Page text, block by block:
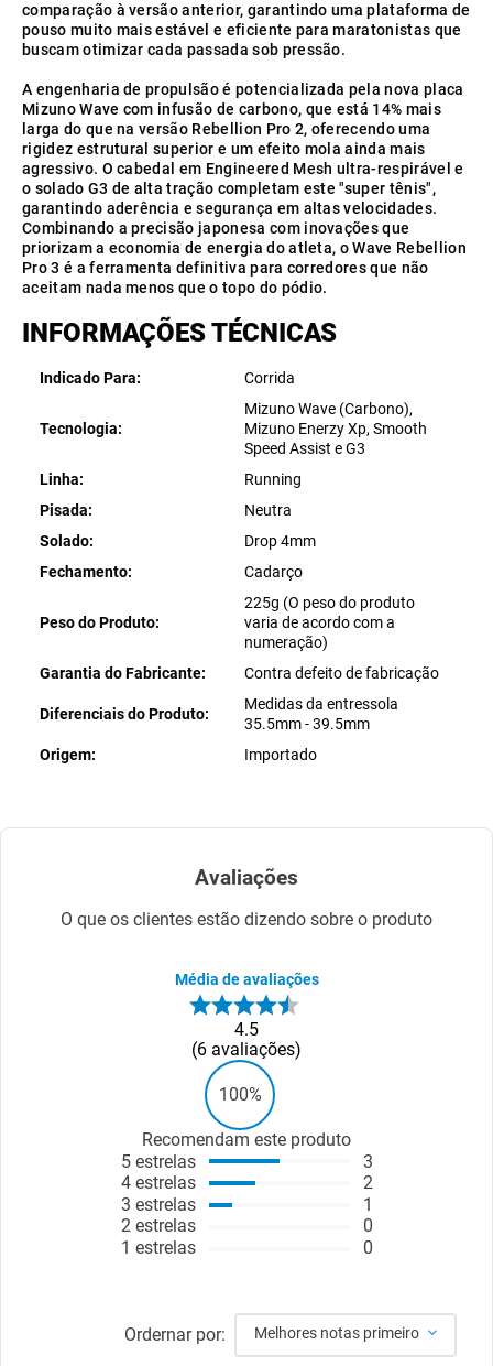
comparação à versão anterior, garantindo uma plataforma de
pouso muito mais estável e eficiente para maratonistas que
buscam otimizar cada passada sob pressão.
A engenharia de propulsão é potencializada pela nova placa
Mizuno Wave com infusão de carbono, que está 14% mais
larga do que na versão Rebellion Pro 2, oferecendo uma
rigidez estrutural superior e um efeito mola ainda mais
agressivo. O cabedal em Engineered Mesh ultra-respirável e
o solado G3 de alta tração completam este "super tênis",
garantindo aderência e segurança em altas velocidades.
Combinando a precisão japonesa com inovações que
priorizam a economia de energia do atleta, o Wave Rebellion
Pro 3 é a ferramenta definitiva para corredores que não
aceitam nada menos que o topo do pódio.
INFORMAÇÕES TÉCNICAS
Indicado Para Corrida
Tecnologia
Mizuno Wave (Carbono),
Mizuno Enerzy Xp, Smooth
Speed Assist e G3
Linha
Running
Pisada
Neutra
Solado
Drop 4mm
Fechamento
Cadarço
Peso do Produto
225g (O peso do produto
varia de acordo com a
numeração)
Garantia do Fabricante
Contra defeito de fabricação
Diferenciais do Produto
Medidas da entressola
35.5mm - 39.5mm
Origem
Importado
Avaliações
O que os clientes estão dizendo sobre o produto
Média de avaliações
4.5
6 avaliações
100%
Recomendam este produto
5 estrelas
4 estrelas
3 estrelas
2 estrelas
1 estrelas
3
2
1
0
0
Ordernar por: Melhores notas primeiro